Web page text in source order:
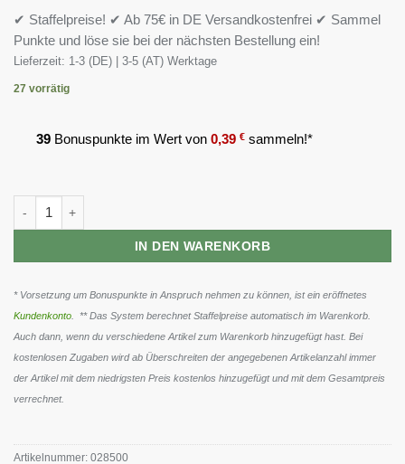
✔ Staffelpreise! ✔ Ab 75€ in DE Versandkostenfrei ✔ Sammel
Punkte und löse sie bei der nächsten Bestellung ein!
Lieferzeit: 1-3 (DE) | 3-5 (AT) Werktage
27 vorrätig
39 Bonuspunkte im Wert von 0,39 € sammeln!*
GN Q10 Health Line 60 Kapseln Menge
IN DEN WARENKORB
* Vorsetzung um Bonuspunkte in Anspruch nehmen zu können, ist ein eröffnetes
Kundenkonto . ** Das System berechnet Staffelpreise automatisch im Warenkorb.
Auch dann, wenn du verschiedene Artikel zum Warenkorb hinzugefügt hast. Bei
kostenlosen Zugaben wird ab Überschreiten der angegebenen Artikelanzahl immer
der Artikel mit dem niedrigsten Preis kostenlos hinzugefügt und mit dem Gesamtpreis
verrechnet.
Artikelnummer: 028500